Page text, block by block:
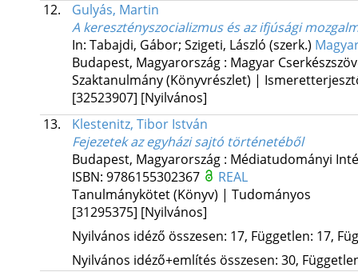
12.
Gulyás, Martin
A keresztényszocializmus és az ifjúsági
In: Tabajdi, Gábor; Szigeti, László (szerk.)
Budapest, Magyarország : Magyar
Szaktanulmány (Könyvrészlet) |
[32523907] [Nyilvános]
13.
Klestenitz, Tibor István
Fejezetek az egyházi sajtó történetéből
Budapest, Magyarország : Médiatudományi
ISBN: 9786155302367
REAL
Tanulmánykötet (Könyv) | Tudományos
[31295375] [Nyilvános]
Nyilvános idéző összesen: 17, Független: 17,
Nyilvános idéző+említés összesen: 30,